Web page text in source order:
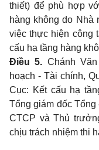
thiết) để phù hợp
hàng không do Nhà
việc thực hiện công
cấu hạ tầng hàng
Điều 5. Chánh
hoạch - Tài chính,
Cục: Kết cấu hạ
Tổng giám đốc
CTCP và Thủ
chịu trách nhiệm thi